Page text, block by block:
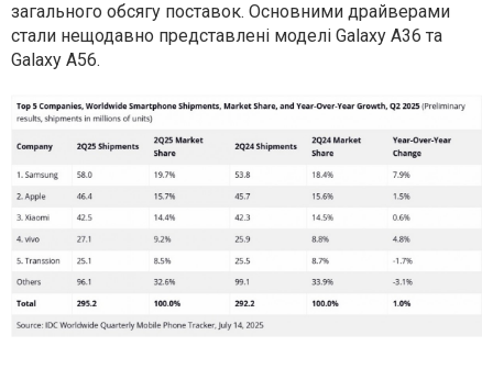
загального обсягу поставок. Основними драйверами
стали нещодавно представлені моделі Galaxy A36 та
Galaxy A56.